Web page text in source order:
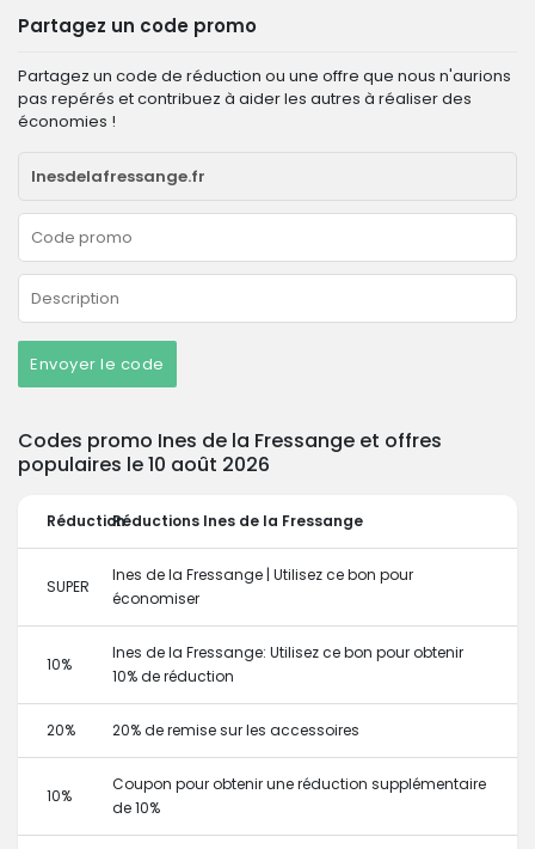
Partagez un code promo
Partagez un code de réduction ou une offre que nous n'aurions
pas repérés et contribuez à aider les autres à réaliser des
économies !
Envoyer le code
Codes promo Ines de la Fressange et offres
populaires le 10 août 2026
RéductionRéductions Ines de la Fressange
SUPER
Ines de la Fressange | Utilisez ce bon pour
économiser
10%
Ines de la Fressange: Utilisez ce bon pour obtenir
10% de réduction
20% 20% de remise sur les accessoires
10%
Coupon pour obtenir une réduction supplémentaire
de 10%